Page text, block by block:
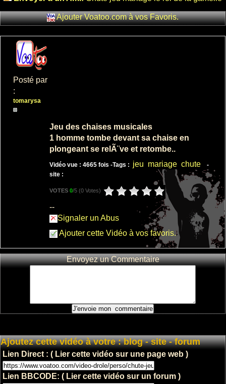
compil video
gag de chute
: 6
: 50284
Mega
Gamelle en
: 11538
gag dans
l'eau en serie
et super
Ajouter Voatoo.com à vos Favoris.
Posté par
:
tomarysa
Jeu des chaises musicales
1 homme tombe devant sa chaise en
plongeant se relÃ¨ve et retombe..
Vidéo vue : 4665 fois -Tags : jeu mariage chute -
site :
VOTES 0/5 (0 Votes)
--
Signaler un Abus
Ajouter cette Vidéo à vos favoris.
Envoyez un Commentaire
Ajoutez cette vidéo à votre : blog - site - forum
Lien Direct : ( Lier cette vidéo sur une page web )
Lien BBCODE: ( Lier cette vidéo sur un forum )